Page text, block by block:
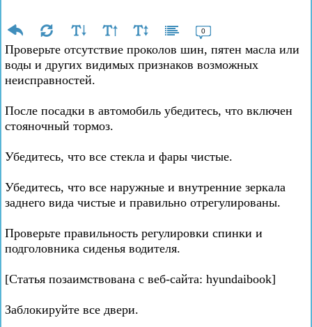
0
Проверьте отсутствие проколов шин, пятен масла или
воды и других видимых признаков возможных
неисправностей.
После посадки в автомобиль убедитесь, что включен
стояночный тормоз.
Убедитесь, что все стекла и фары чистые.
Убедитесь, что все наружные и внутренние зеркала
заднего вида чистые и правильно отрегулированы.
Проверьте правильность регулировки спинки и
подголовника сиденья водителя.
[Статья позаимствована с веб-сайта: hyundaibook]
Заблокируйте все двери.